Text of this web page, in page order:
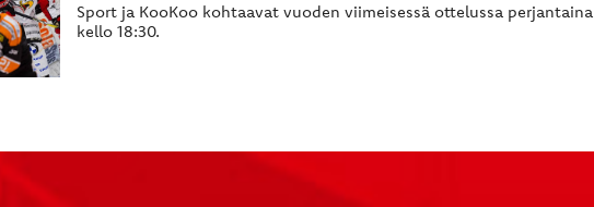
Sport ja KooKoo kohtaavat vuoden viimeisessä ottelussa perjantaina
kello 18:30.